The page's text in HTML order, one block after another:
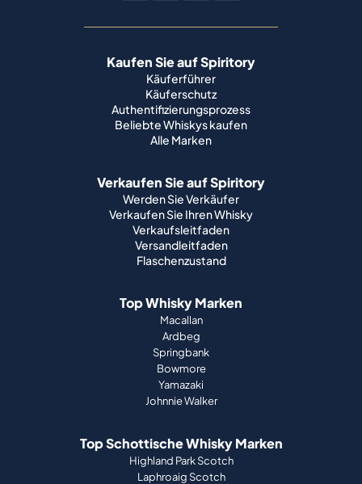
Kaufen Sie auf Spiritory
Käuferführer
Käuferschutz
Authentifizierungsprozess
Beliebte Whiskys kaufen
Alle Marken
Verkaufen Sie auf Spiritory
Werden Sie Verkäufer
Verkaufen Sie Ihren Whisky
Verkaufsleitfaden
Versandleitfaden
Flaschenzustand
Top Whisky Marken
Macallan
Ardbeg
Springbank
Bowmore
Yamazaki
Johnnie Walker
Top Schottische Whisky Marken
Highland Park Scotch
Laphroaig Scotch